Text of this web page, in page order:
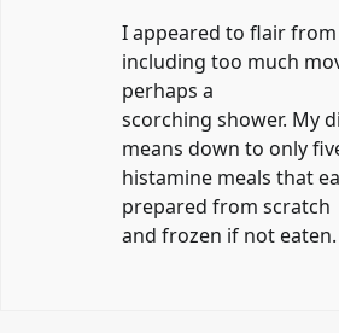
I appeared to flair
including too much
perhaps a
scorching shower. My
means down to only
histamine meals that
prepared from scratch
and frozen if not eaten.